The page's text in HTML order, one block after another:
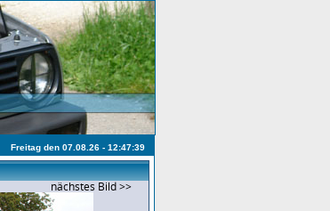
Freitag den 07.08.26 - 12:47:39
nächstes Bild >>